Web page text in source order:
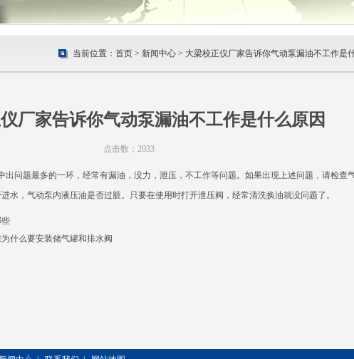
当前位置： 首页> 新闻中心> 大梁校正仪厂家告诉你气动泵漏油不工作是
厂家告诉你气动泵漏油不工作是什么原因
点击数：2033
出问题最多的一环，经常有漏油，没力，泄压，不工作等问题。如果出现上述问题，请检查
水， 气动泵内液压油是否过脏。只要在使用时打开泄压阀，经常清洗换油就没问题了。
什么要安装储气罐和排水阀